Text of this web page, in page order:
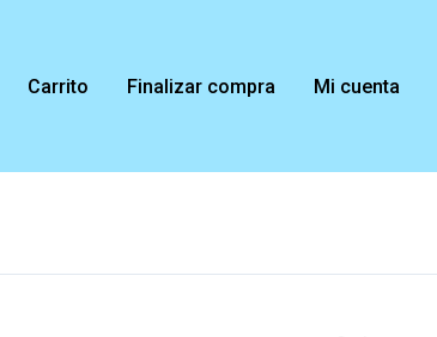
Carrito Finalizar compra Mi cuenta